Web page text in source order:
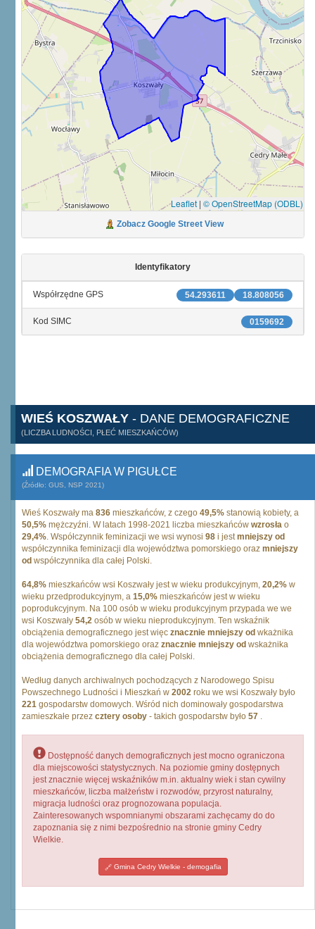
Leaflet | © OpenStreetMap (ODBL)
Zobacz Google Street View
Identyfikatory
18.808056
54.293611
Współrzędne GPS
0159692
Kod SIMC
WIEŚ KOSZWAŁY - DANE DEMOGRAFICZNE
(LICZBA LUDNOŚCI, PŁEĆ MIESZKAŃCÓW)
DEMOGRAFIA W PIGUŁCE
(Źródło: GUS, NSP 2021)
Wieś Koszwały ma 836 mieszkańców, z czego 49,5% stanowią kobiety, a
50,5% mężczyźni. W latach 1998-2021 liczba mieszkańców wzrosła o
29,4%. Współczynnik feminizacji we wsi wynosi 98 i jestmniejszy od
współczynnika feminizacji dla województwa pomorskiego oraz mniejszy
od współczynnika dla całej Polski.
64,8% mieszkańców wsi Koszwały jest w wieku produkcyjnym, 20,2% w
wieku przedprodukcyjnym, a 15,0% mieszkańców jest w wieku
poprodukcyjnym. Na 100 osób w wieku produkcyjnym przypada we we
wsi Koszwały 54,2 osób w wieku nieprodukcyjnym. Ten wskaźnik
obciążenia demograficznego jest więc znacznie mniejszy od wkażnika
dla województwa pomorskiego oraz znacznie mniejszy od wskażnika
obciążenia demograficznego dla całej Polski.
Według danych archiwalnych pochodzących z Narodowego Spisu
Powszechnego Ludności i Mieszkań w 2002 roku we wsi Koszwały było
221 gospodarstw domowych. Wśród nich dominowały gospodarstwa
zamieszkałe przez cztery osoby - takich gospodarstw było 57 .
Dostępność danych demograficznych jest mocno ograniczona
dla miejscowości statystycznych. Na poziomie gminy dostępnych
jest znacznie więcej wskaźników m.in. aktualny wiek i stan cywilny
mieszkańców, liczba małżeństw i rozwodów, przyrost naturalny,
migracja ludności oraz prognozowana populacja.
Zainteresowanych wspomnianymi obszarami zachęcamy do do
zapoznania się z nimi bezpośrednio na stronie gminy Cedry
Wielkie.
Gmina Cedry Wielkie - demogafia